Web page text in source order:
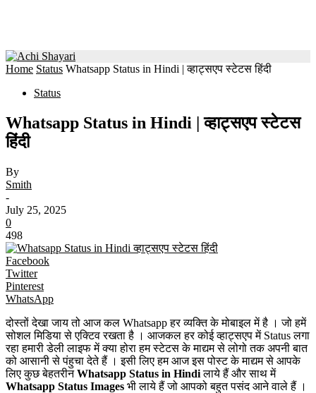
Home Status Whatsapp Status in Hindi | व्हाट्सएप स्टेटस हिंदी
Status
Whatsapp Status in Hindi | व्हाट्सएप स्टेटस
हिंदी
By
Smith
-
July 25, 2025
0
498
Facebook
Twitter
Pinterest
WhatsApp
दोस्तों देखा जाय तो आज कल Whatsapp हर व्यक्ति के मोबाइल में है । जो हमें
सोशल मिडिया से एक्टिव रखता है । आजकल हर कोई व्हाट्सएप में Status लगा
रहा हमारी डेली लाइफ में क्या होरा हम स्टेटस के माद्यम से लोगो तक अपनी बात
को आसानी से पंहुचा देते हैं । इसी लिए हम आज इस पोस्ट के माद्यम से आपके
लिए कुछ बेहतरीनWhatsapp Status in Hindiलाये हैं और साथ में
Whatsapp Status Images भी लाये हैं जो आपको बहुत पसंद आने वाले हैं ।